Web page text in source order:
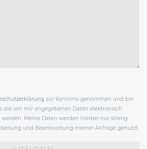
zur Kenntnis genommen und bin
die von mir angegebenen Daten elektronisch
Meine Daten werden hierbei nur streng
und Beantwortung meiner Anfrage genutzt.